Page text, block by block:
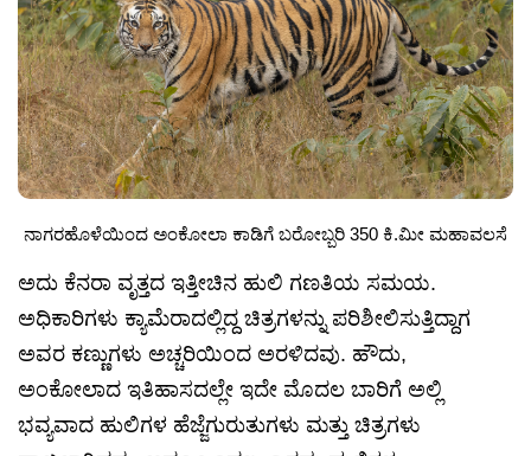
ನಾಗರಹೊಳೆಯಿಂದ ಅಂಕೋಲಾ ಕಾಡಿಗೆ ಬರೋಬ್ಬರಿ 350 ಕಿ.ಮೀ ಮಹಾವಲಸೆ
ಅದು ಕೆನರಾ ವೃತ್ತದ ಇತ್ತೀಚಿನ ಹುಲಿ ಗಣತಿಯ ಸಮಯ.
ಅಧಿಕಾರಿಗಳು ಕ್ಯಾಮೆರಾದಲ್ಲಿದ್ದ ಚಿತ್ರಗಳನ್ನು ಪರಿಶೀಲಿಸುತ್ತಿದ್ದಾಗ
ಅವರ ಕಣ್ಣುಗಳು ಅಚ್ಚರಿಯಿಂದ ಅರಳಿದವು. ಹೌದು,
ಅಂಕೋಲಾದ ಇತಿಹಾಸದಲ್ಲೇ ಇದೇ ಮೊದಲ ಬಾರಿಗೆ ಅಲ್ಲಿ
ಭವ್ಯವಾದ ಹುಲಿಗಳ ಹೆಜ್ಜೆಗುರುತುಗಳು ಮತ್ತು ಚಿತ್ರಗಳು